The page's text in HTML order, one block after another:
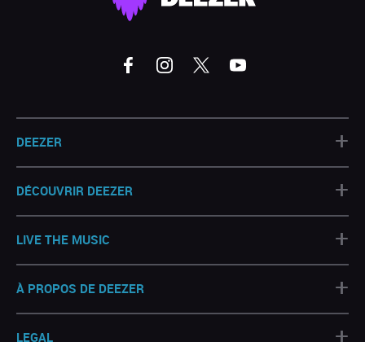
DEEZER +
DÉCOUVRIR DEEZER +
LIVE THE MUSIC +
À PROPOS DE DEEZER +
LEGAL +